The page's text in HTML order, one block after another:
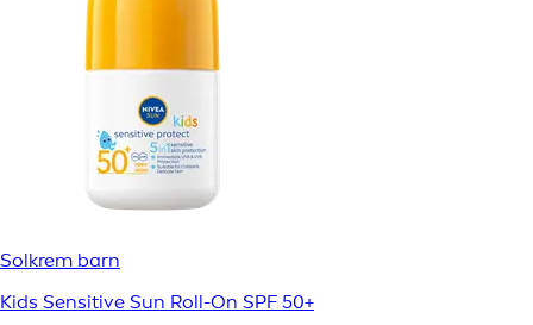
Solkrem barn
Kids Sensitive Sun Roll-On SPF 50+